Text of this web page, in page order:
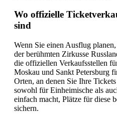
Wo offizielle
sind
Wenn Sie einen Ausflug
der berühmten Zirkusse
die offiziellen Verkaufsstellen
Moskau und Sankt Petersburg
Orten, an denen Sie Ihre
sowohl für Einheimische als
einfach macht, Plätze für diese
sichern.